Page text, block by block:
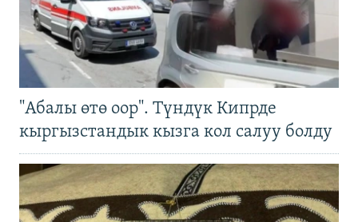
"Абалы өтө оор". Түндүк Кипрде
кыргызстандык кызга кол салуу болду